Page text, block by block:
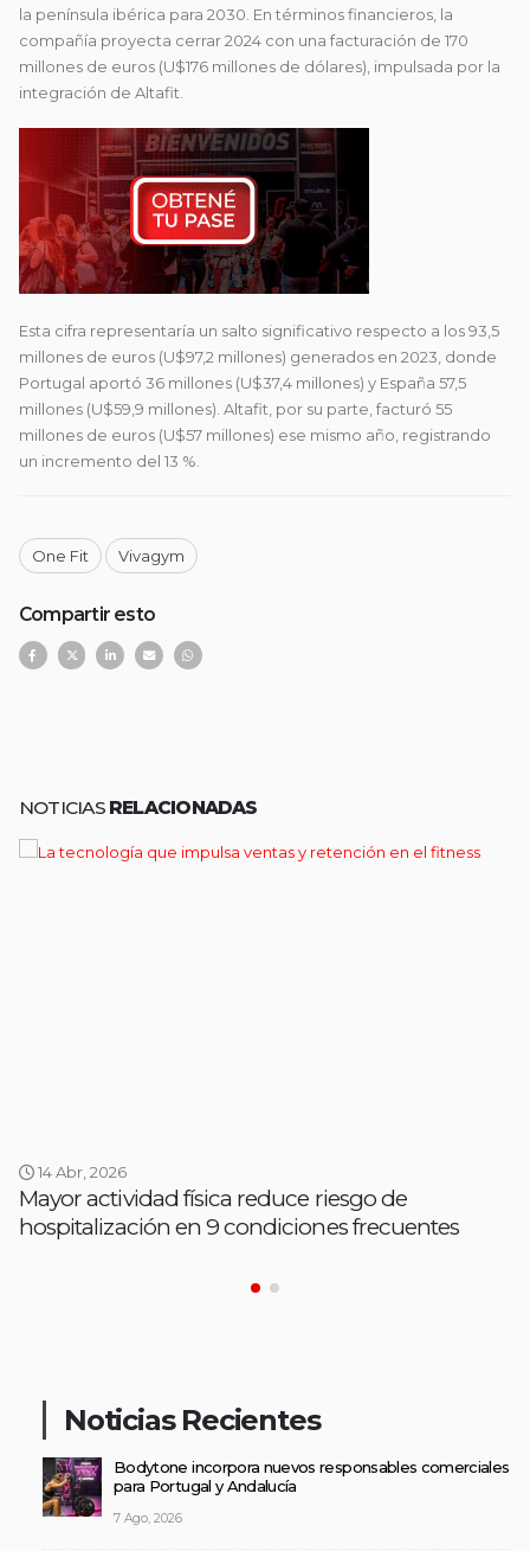
la península ibérica para 2030. En términos financieros, la
compañía proyecta cerrar 2024 con una facturación de 170
millones de euros (U$176 millones de dólares), impulsada por la
integración de Altafit.
Esta cifra representaría un salto significativo respecto a los 93,5
millones de euros (U$97,2 millones) generados en 2023, donde
Portugal aportó 36 millones (U$37,4 millones) y España 57,5
millones (U$59,9 millones). Altafit, por su parte, facturó 55
millones de euros (U$57 millones) ese mismo año, registrando
un incremento del 13 %.
One Fit Vivagym
Compartir esto
NOTICIAS RELACIONADAS
14 Abr, 2026
Mayor actividad física reduce riesgo de
hospitalización en 9 condiciones frecuentes
Noticias Recientes
Bodytone incorpora nuevos responsables comerciales
para Portugal y Andalucía
7 Ago, 2026